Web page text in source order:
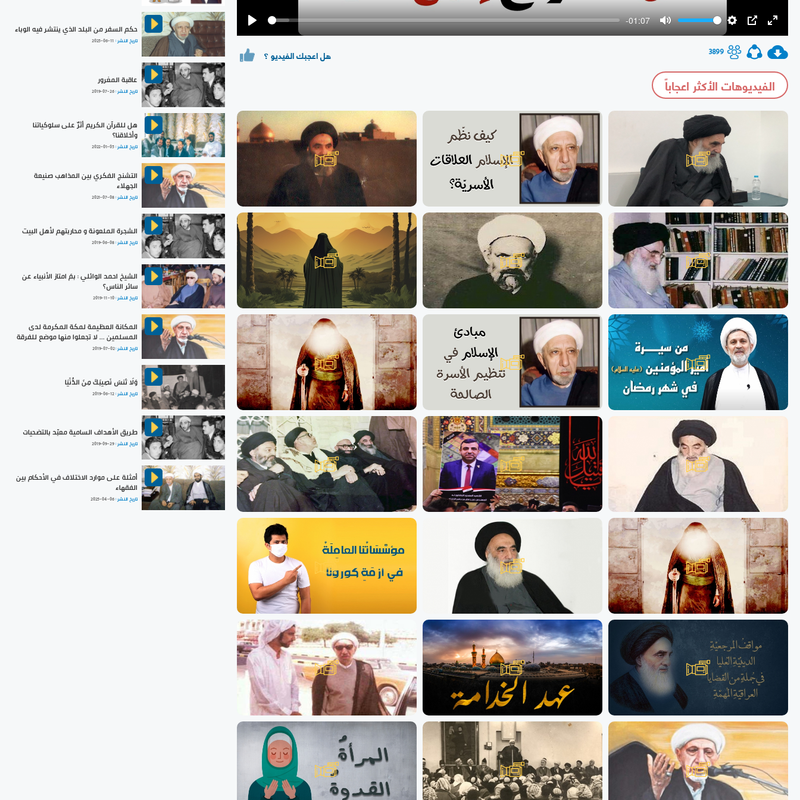
-01:07
Mute
3899 هل اعجبك الفيديو ؟
الفيديوهات الأكثر اعجاباً
حكم السفر من البلد الذي ينتشر فيه الوباء
تاريخ النشر : 2025-06-11
عاقبة المغرور
تاريخ النشر :2019-07-26
هل للقرآن الكريم أثرٌ على سلوكياتنا
وأخلاقنا؟
تاريخ النشر :2022-01-05
التشنج الفكري بين المذاهب صنيعة
الجهلاء
تاريخ النشر :2021-07-08
الشجرة الملعونة و محاربتهم لأهل البيت
تاريخ النشر :2019-06-08
الشيخ احمد الوائلي : بمَ امتاز الأنبياء عن
سائر الناس؟
تاريخ النشر :2019-11-10
المكانة العظيمة لمكة المكرمة لدى
المسلمين ... لا تجعلوا منها موضع للفرقة
تاريخ النشر :2019-07-02
وَلَا تَنسَ نَصِيبَكَ مِنَ الدُّنْيَا
تاريخ النشر :2019-06-12
طريق الأهداف السامية معبّد بالتضحيات
تاريخ النشر :2019-09-29
أمثلة على موارد الاختلاف في الأحكام بين
الفقهاء
تاريخ النشر :2025-04-06